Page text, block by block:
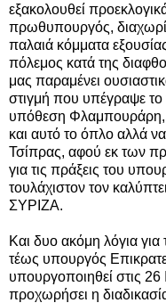
εξακολουθεί
πρωθυπουργός,
παλαιά κόμματα
πόλεμος κατά της
μας παραμένει
στιγμή που υπέγραψε το
υπόθεση Φλαμπουράρη,
και αυτό το όπλο αλλά
Τσίπρας, αφού εκ των
για τις πράξεις του
τουλάχιστον τον
ΣΥΡΙΖΑ.
Και δυο ακόμη λόγια
τέως υπουργός
υπουργοποιηθεί στις
προχωρήσει η